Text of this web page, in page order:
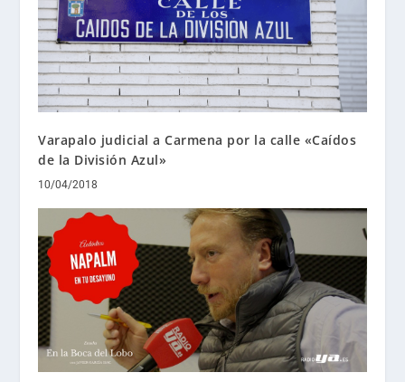
Varapalo judicial a Carmena por la calle «Caídos
de la División Azul»
10/04/2018